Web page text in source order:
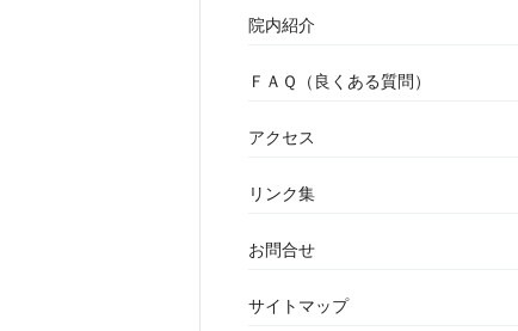
院内紹介
ＦＡＱ（良くある質問）
アクセス
リンク集
お問合せ
サイトマップ